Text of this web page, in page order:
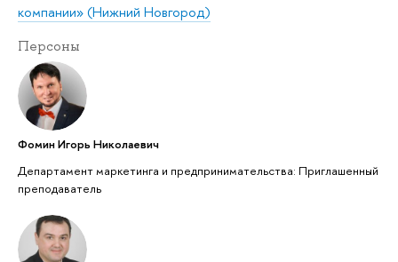
компании» (Нижний Новгород)
Персоны
Фомин Игорь Николаевич
Департамент маркетинга и предпринимательства: Приглашенный
преподаватель